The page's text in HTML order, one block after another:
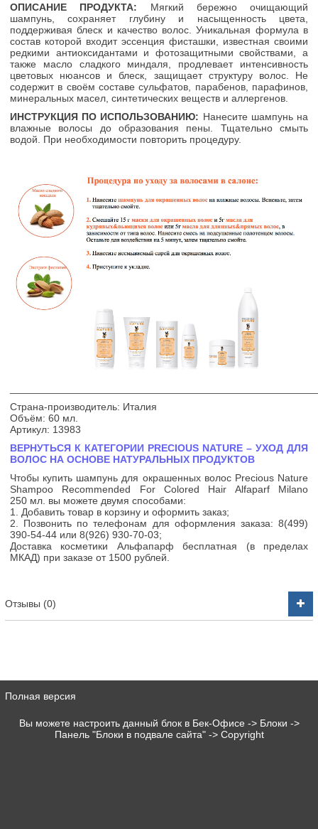
ОПИСАНИЕ ПРОДУКТА: Мягкий бережно очищающий
шампунь, сохраняет глубину и насыщенность цвета,
поддерживая блеск и качество волос. Уникальная формула в
состав которой входит эссенция фисташки, известная своими
редкими антиоксидантами и фотозащитными свойствами, а
также масло сладкого миндаля, продлевает интенсивность
цветовых нюансов и блеск, защищает структуру волос. Не
содержит в своём составе сульфатов, парабенов, парафинов,
минеральных масел, синтетических веществ и аллергенов.
ИНСТРУКЦИЯ ПО ИСПОЛЬЗОВАНИЮ: Нанесите шампунь на
влажные волосы до образования пены. Тщательно смыть
водой. При необходимости повторить процедуру.
Страна-производитель: Италия
Объём: 60 мл.
Артикул: 13983
ВЕРНУТЬСЯ К КАТЕГОРИИ PRECIOUS NATURE – УХОД ДЛЯ
ВОЛОС НА ОСНОВЕ НАТУРАЛЬНЫХ ПРОДУКТОВ
Чтобы купить шампунь для окрашенных волос Precious Nature
Shampoo Recommended For Colored Hair Alfaparf Milano
250 мл. вы можете двумя способами:
1. Добавить товар в корзину и оформить заказ;
2. Позвонить по телефонам для оформления заказа: 8(499)
390-54-44 или 8(926) 930-70-03;
Доставка косметики Альфапарф бесплатная (в пределах
МКАД) при заказе от 1500 рублей.
Отзывы (0)
Полная версия
Вы можете настроить данный блок в Бек-Офисе -> Блоки ->
Панель "Блоки в подвале сайта" -> Copyright